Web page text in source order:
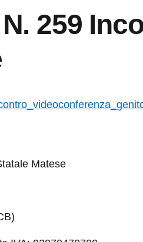
N. 259
Matese